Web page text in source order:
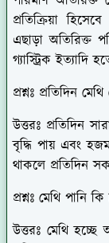
প্রতিক্রিয়া
এছাড়া অতিরিক্ত
গ্যাস্ট্রিক ইত্যাদি
প্রশ্নঃ প্রতিদিন
উত্তরঃ প্রতিদিন
বৃদ্ধি পায় এবং
থাকলে প্রতিদিন
প্রশ্নঃ মেথি পানি
উত্তরঃ মেথি হচ্ছে